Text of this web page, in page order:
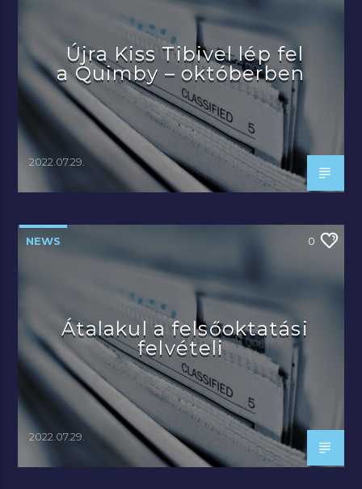
Újra Kiss Tibivel lép fel
a Quimby – októberben
2022.07.29.
NEWS 0
Átalakul a felsőoktatási
felvételi
2022.07.29.